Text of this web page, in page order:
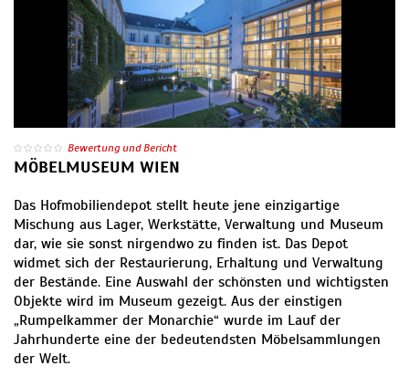
Bewertung und Bericht
MÖBELMUSEUM WIEN
Das Hofmobiliendepot stellt heute jene einzigartige
Mischung aus Lager, Werkstätte, Verwaltung und Museum
dar, wie sie sonst nirgendwo zu finden ist. Das Depot
widmet sich der Restaurierung, Erhaltung und Verwaltung
der Bestände. Eine Auswahl der schönsten und wichtigsten
Objekte wird im Museum gezeigt. Aus der einstigen
„Rumpelkammer der Monarchie“ wurde im Lauf der
Jahrhunderte eine der bedeutendsten Möbelsammlungen
der Welt.